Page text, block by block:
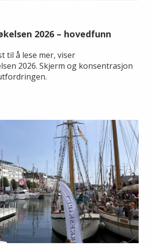
2026 – hovedfunn
til å lese mer, viser
2026. Skjerm og konsentrasjon